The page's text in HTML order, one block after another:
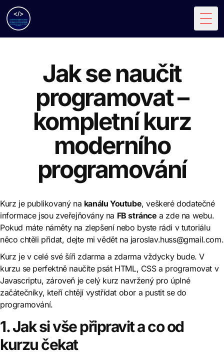
Jak se naučit
programovat –
kompletní kurz
moderního
programování
Kurz je publikovaný na kanálu Youtube, veškeré dodatečné
informace jsou zveřejňovány na FB stránce a zde na webu.
Pokud máte náměty na zlepšení nebo byste rádi v tutoriálu
něco chtěli přidat, dejte mi vědět na jaroslav.huss@gmail.com.
Kurz je v celé své šíři zdarma a zdarma vždycky bude. V
kurzu se perfektně naučíte psát HTML, CSS a programovat v
Javascriptu, zároveň je celý kurz navržený pro úplné
začátečníky, kteří chtějí vystřídat obor a pustit se do
programování.
1. Jak si vše připravit a co od
kurzu čekat